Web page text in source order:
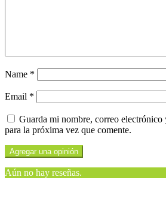
Name *
Email *
Guarda mi nombre, correo electrónico
para la próxima vez que comente.
Aún no hay reseñas.